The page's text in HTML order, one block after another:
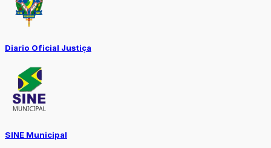
Diario Oficial Justiça
SINE Municipal